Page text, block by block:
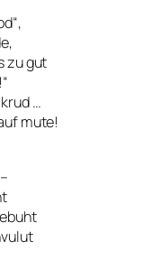
zu gut
…
mute!